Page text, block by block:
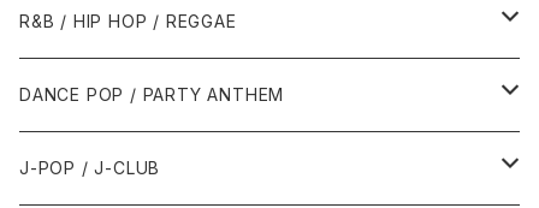
1991年
2000年
2001年
2010年代
2010年
2011年
1995年
2000年
2001年
1986年・以前
1987年
1990年代
1990年
1991年
2000年代
1990年代
1990年
1991年
2000年代
2000年
R&B / HIP HOP / REGGAE
1980年代
1985年・以前
1990年代
DANCE POP / PARTY ANTHEM
1980年代
J-POP / J-CLUB